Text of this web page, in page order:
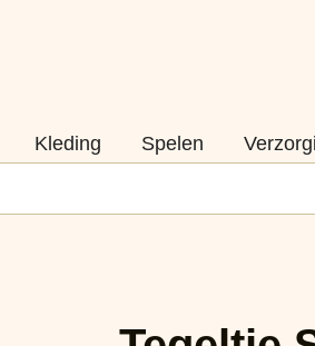
Kleding Spelen
Juf